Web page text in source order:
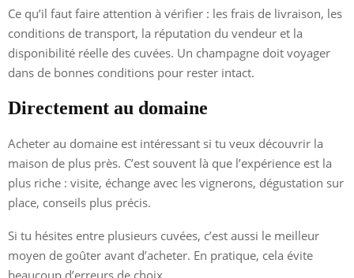
Ce qu’il faut faire attention à vérifier : les frais de livraison, les
conditions de transport, la réputation du vendeur et la
disponibilité réelle des cuvées. Un champagne doit voyager
dans de bonnes conditions pour rester intact.
Directement au domaine
Acheter au domaine est intéressant si tu veux découvrir la
maison de plus près. C’est souvent là que l’expérience est la
plus riche : visite, échange avec les vignerons, dégustation sur
place, conseils plus précis.
Si tu hésites entre plusieurs cuvées, c’est aussi le meilleur
moyen de goûter avant d’acheter. En pratique, cela évite
beaucoup d’erreurs de choix.